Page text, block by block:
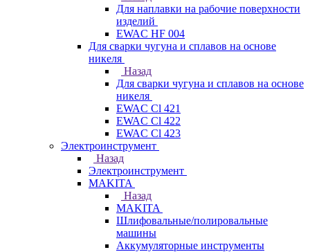
Для наплавки на рабочие поверхности
изделий
EWAC HF 004
Для сварки чугуна и сплавов на основе
никеля
Назад
Для сварки чугуна и сплавов на основе
никеля
EWAC Cl 421
EWAC Cl 422
EWAC Cl 423
Электроинструмент
Назад
Электроинструмент
МAKITA
Назад
МAKITA
Шлифовальные/полировальные
машины
Аккумуляторные инструменты